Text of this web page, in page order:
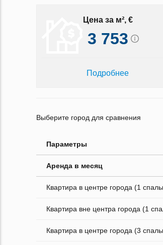
Цена за м², €
3 753
Подробнее
Выберите город для сравнения
Параметры
Аренда в месяц
Квартира в центре города (1
Квартира вне центра города (1
Квартира в центре города (3